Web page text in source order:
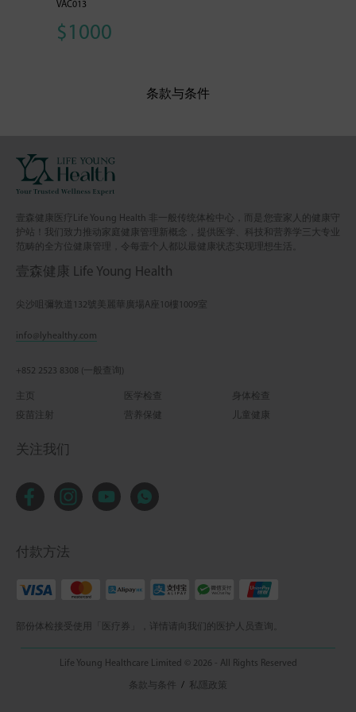
VAC013
$1000
条款与条件
壹森健康医疗Life Young Health 非一般传统体检中心，而是您壹家人的健康守
护站！我们致力推动家庭健康管理新概念，提供医学、科技和营养学三大专业
范畴的全方位健康管理，令每壹个人都以最健康状态实现理想生活。
壹森健康 Life Young Health
尖沙咀彌敦道132號美麗華廣場A座10樓1009室
info@lyhealthy.com
+852 2523 8308 (一般查询)
主页 医学检查
身体检查
疫苗注射
营养保健 儿童健康
关注我们
付款方法
部份体检接受使用「医疗券」，详情请向我们的医护人员查询。
Life Young Healthcare Limited © 2026 - All Rights Reserved
条款与条件 / 私隱政策